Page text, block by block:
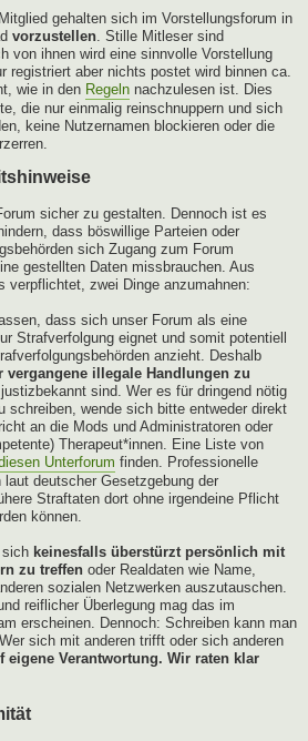
Mitglied gehalten sich im Vorstellungsforum in
vorzustellen. Stille Mitleser sind
von ihnen wird eine sinnvolle Vorstellung
registriert aber nichts postet wird binnen ca.
wie in den Regeln nachzulesen ist. Dies
die nur einmalig reinschnuppern und sich
keine Nutzernamen blockieren oder die
sicher zu gestalten. Dennoch ist es
dass böswillige Parteien oder
sich Zugang zum Forum
gestellten Daten missbrauchen. Aus
verpflichtet, zwei Dinge anzumahnen:
dass sich unser Forum als eine
Strafverfolgung eignet und somit potentiell
anzieht. Deshalb
vergangene illegale Handlungen zu
sind. Wer es für dringend nötig
schreiben, wende sich bitte entweder direkt
an die Mods und Administratoren oder
Therapeut*innen. Eine Liste von
Unterforum finden. Professionelle
laut deutscher Gesetzgebung der
Straftaten dort ohne irgendeine Pflicht
können.
sich keinesfalls überstürzt persönlich mit
zu treffen oder Realdaten wie Name,
sozialen Netzwerken auszutauschen.
reiflicher Überlegung mag das im
erscheinen. Dennoch: Schreiben kann man
sich mit anderen trifft oder sich anderen
eigene Verantwortung. Wir raten klar